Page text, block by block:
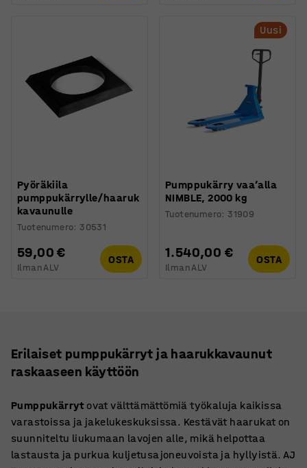
Pyöräkiila
pumppukärrylle/haaruk
kavaunulle
Tuotenumero: 30531
59,00 €
Ilman ALV
OSTA
Uusi
Pumppukärry vaa’alla
NIMBLE, 2000 kg
Tuotenumero: 31909
1.540,00 €
Ilman ALV
OSTA
Erilaiset pumppukärryt ja haarukkavaunut
raskaaseen käyttöön
Pumppukärrytovat välttämättömiä työkaluja kaikissa
varastoissa ja jakelukeskuksissa. Kestävät haarukat on
suunniteltu liukumaan lavojen alle, mikä helpottaa
lastausta ja purkua kuljetusajoneuvoista ja hyllyistä. AJ